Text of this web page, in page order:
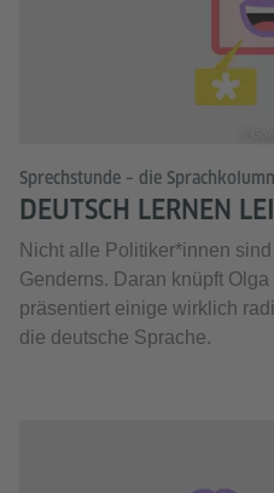
Sprechstunde – die
DEUTSCH LERNEN
Nicht alle Politiker*innen
Genderns. Daran knüpft
präsentiert einige wirklich
die deutsche Sprache.